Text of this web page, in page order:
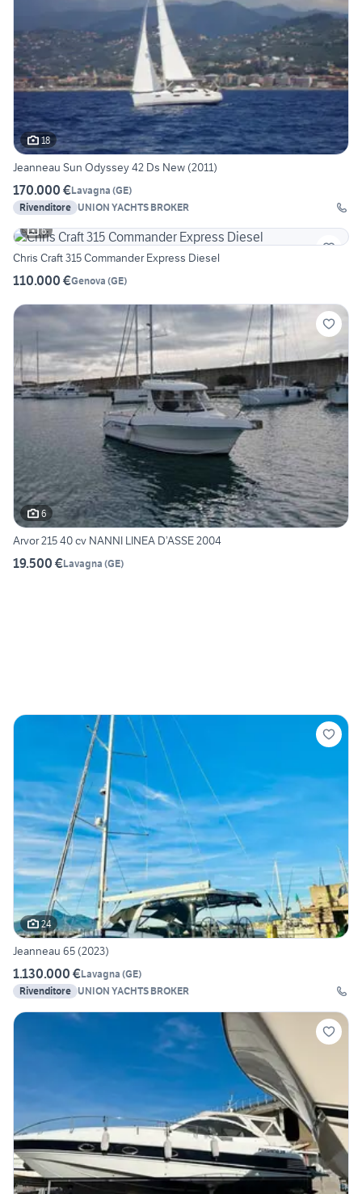
18
Jeanneau Sun Odyssey 42 Ds New (2011)
170.000 €Lavagna (GE)
Rivenditore UNION YACHTS BROKER
6
Chris Craft 315 Commander Express Diesel
110.000 €Genova (GE)
6
Arvor 215 40 cv NANNI LINEA D’ASSE 2004
19.500 €Lavagna (GE)
24
Jeanneau 65 (2023)
1.130.000 €Lavagna (GE)
Rivenditore UNION YACHTS BROKER